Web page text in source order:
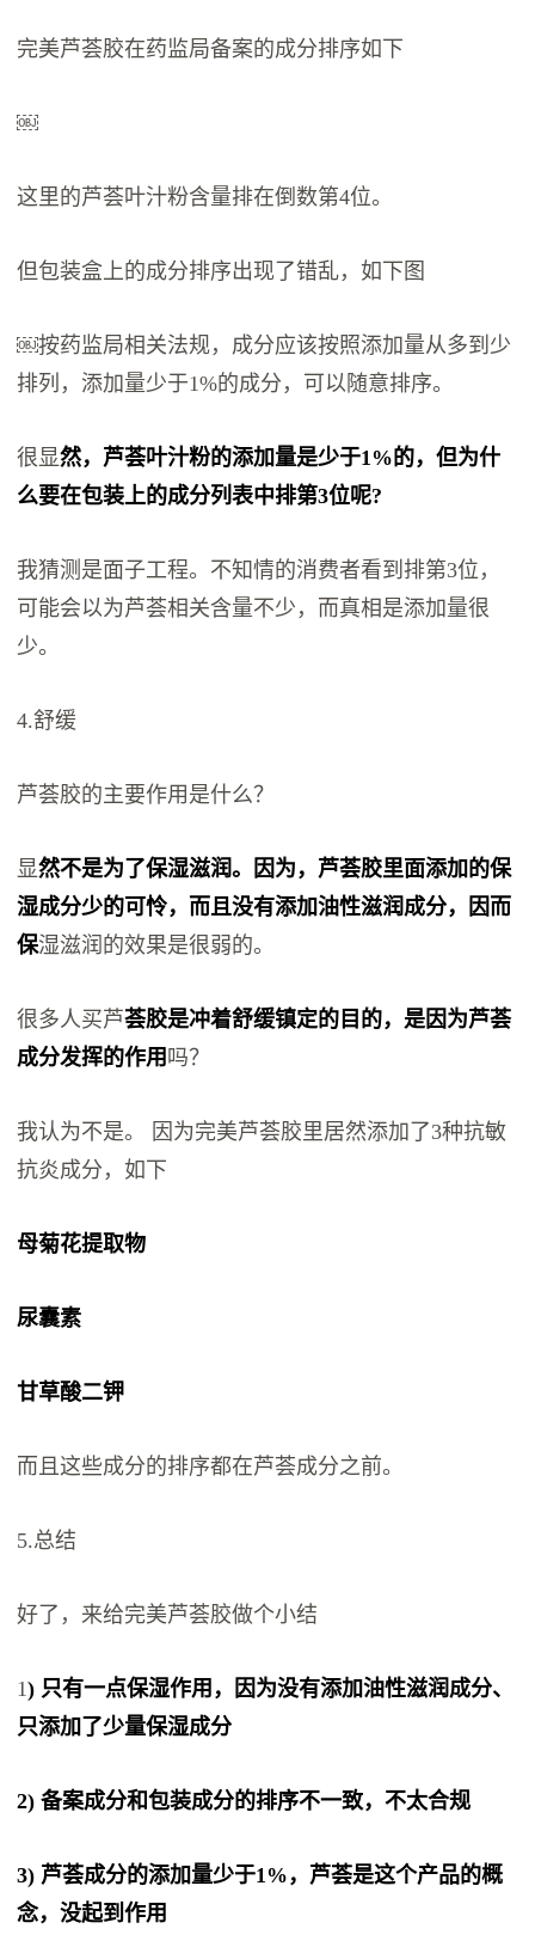
完美芦荟胶在药监局备案的成分排序如下
￼
这里的芦荟叶汁粉含量排在倒数第4位。
但包装盒上的成分排序出现了错乱，如下图
￼按药监局相关法规，成分应该按照添加量从多到少
排列，添加量少于1%的成分，可以随意排序。
很显然，芦荟叶汁粉的添加量是少于1%的，但为什
么要在包装上的成分列表中排第3位呢?
我猜测是面子工程。不知情的消费者看到排第3位，
可能会以为芦荟相关含量不少，而真相是添加量很
少。
4.舒缓
芦荟胶的主要作用是什么？
显然不是为了保湿滋润。因为，芦荟胶里面添加的保
湿成分少的可怜，而且没有添加油性滋润成分，因而
保湿滋润的效果是很弱的。
很多人买芦荟胶是冲着舒缓镇定的目的，是因为芦荟
成分发挥的作用 吗？
我认为不是。 因为完美芦荟胶里居然添加了3种抗敏
抗炎成分，如下
母菊花提取物
尿囊素
甘草酸二钾
而且这些成分的排序都在芦荟成分之前。
5.总结
好了，来给完美芦荟胶做个小结
1) 只有一点保湿作用，因为没有添加油性滋润成分、
只添加了少量保湿成分
2) 备案成分和包装成分的排序不一致，不太合规
3) 芦荟成分的添加量少于1%，芦荟是这个产品的概
念，没起到作用